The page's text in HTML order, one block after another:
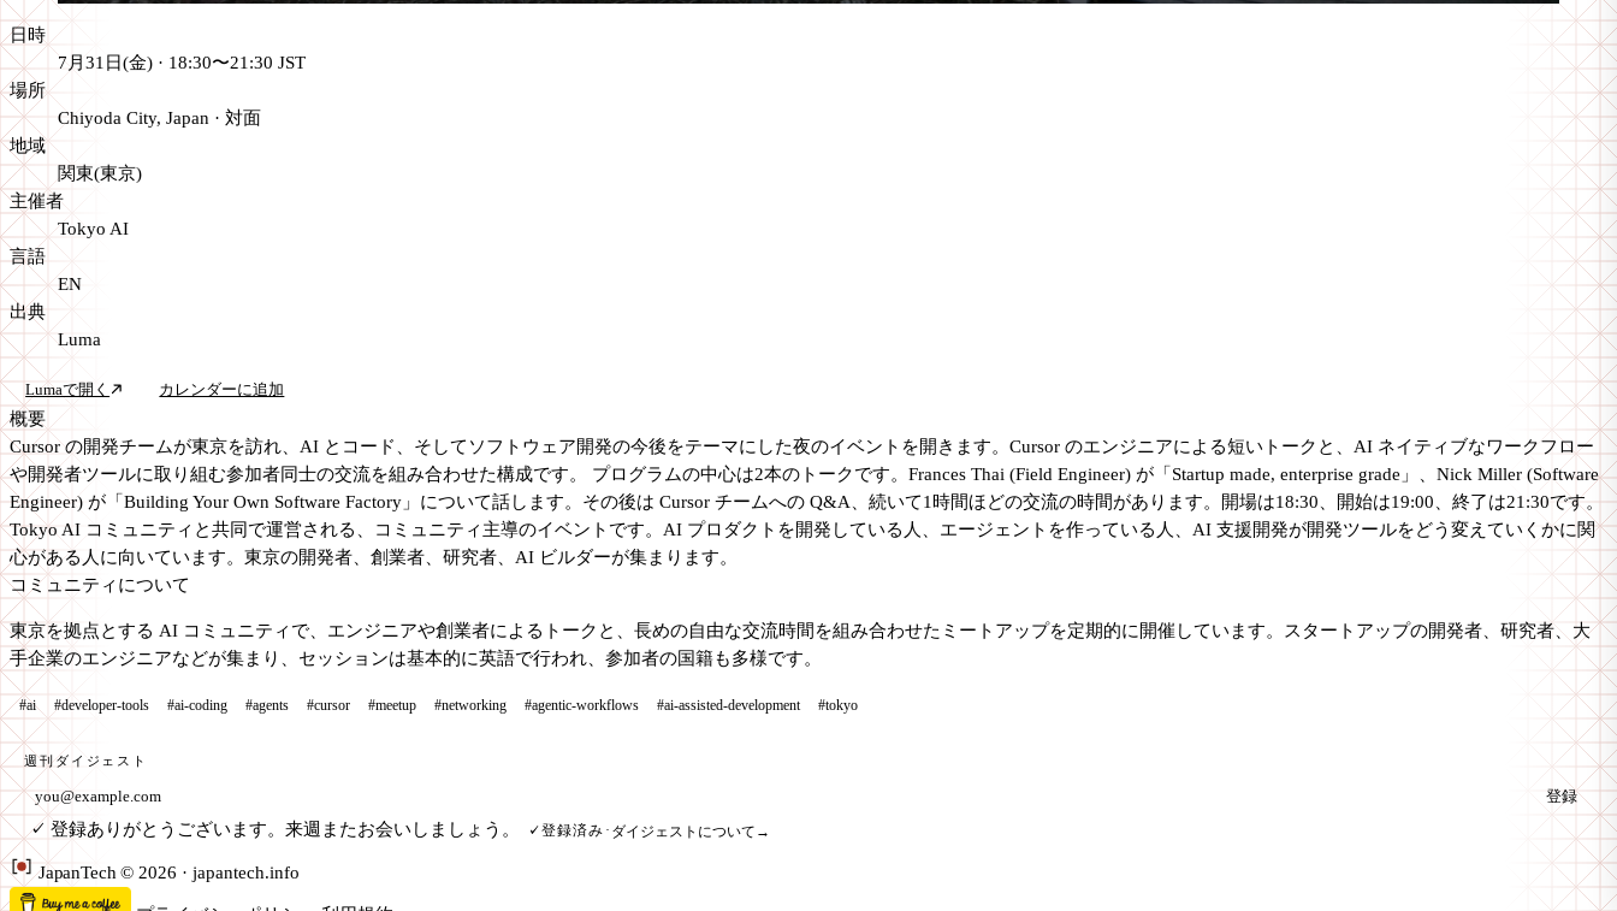
日時
7月31日(金) · 18:30〜21:30 JST
場所
Chiyoda City, Japan · 対面
地域
関東(東京)
主催者
Tokyo AI
言語
EN
出典
Luma
Lumaで開く カレンダーに追加
概要
Cursor の開発チームが東京を訪れ、AI とコード、そしてソフトウェア開発の今後をテーマにした夜のイベントを開きます。Cursor のエンジニアによる短いトークと、AI ネイティブなワークフロー
や開発者ツールに取り組む参加者同士の交流を組み合わせた構成です。 プログラムの中心は2本のトークです。Frances Thai (Field Engineer) が「Startup made, enterprise grade」、Nick Miller (Software
Engineer) が「Building Your Own Software Factory」について話します。その後は Cursor チームへの Q&A、続いて1時間ほどの交流の時間があります。開場は18:30、開始は19:00、終了は21:30です。
Tokyo AI コミュニティと共同で運営される、コミュニティ主導のイベントです。AI プロダクトを開発している人、エージェントを作っている人、AI 支援開発が開発ツールをどう変えていくかに関
心がある人に向いています。東京の開発者、創業者、研究者、AI ビルダーが集まります。
コミュニティについて
東京を拠点とする AI コミュニティで、エンジニアや創業者によるトークと、長めの自由な交流時間を組み合わせたミートアップを定期的に開催しています。スタートアップの開発者、研究者、大
手企業のエンジニアなどが集まり、セッションは基本的に英語で行われ、参加者の国籍も多様です。
#ai #developer-tools #ai-coding #agents #cursor #meetup #networking #agentic-workflows #ai-assisted-development #tokyo
週刊ダイジェスト
メールアドレス
登録
✓ 登録ありがとうございます。来週またお会いしましょう。 ✓ 登録済み · ダイジェストについて →
JapanTech © 2026 · japantech.info